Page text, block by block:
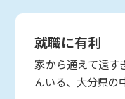
就職に有利
家から通えて遠す
んいる、大分県の